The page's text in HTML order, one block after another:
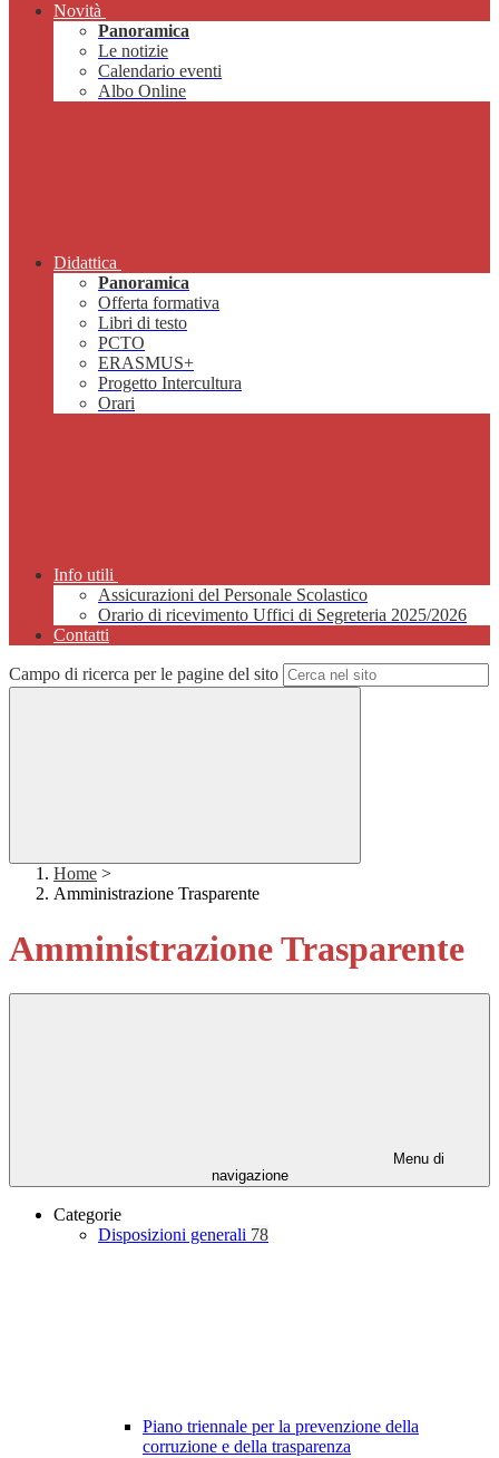
Novità
Panoramica
Le notizie
Calendario eventi
Albo Online
Didattica
Panoramica
Offerta formativa
Libri di testo
PCTO
ERASMUS+
Progetto Intercultura
Orari
Info utili
Assicurazioni del Personale Scolastico
Orario di ricevimento Uffici di Segreteria 2025/2026
Contatti
Campo di ricerca per le pagine del sito
Home >
Amministrazione Trasparente
Amministrazione Trasparente
Menu di
navigazione
Categorie
Disposizioni generali 78
Piano triennale per la prevenzione della
corruzione e della trasparenza